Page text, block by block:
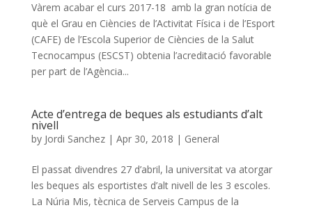
Vàrem acabar el curs 2017-18 amb la gran notícia de
què el Grau en Ciències de l’Activitat Física i de l’Esport
(CAFE) de l’Escola Superior de Ciències de la Salut
Tecnocampus (ESCST) obtenia l’acreditació favorable
per part de l’Agència...
Acte d’entrega de beques als estudiants d’alt
nivell
by Jordi Sanchez| Apr 30, 2018 | General
El passat divendres 27 d’abril, la universitat va atorgar
les beques als esportistes d’alt nivell de les 3 escoles.
La Núria Mis, tècnica de Serveis Campus de la